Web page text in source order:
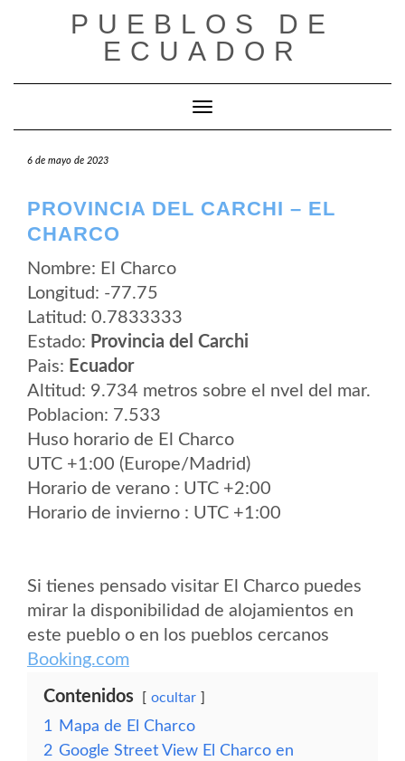
PUEBLOS DE
ECUADOR
Cambiar modo de navegación
6 de mayo de 2023
PROVINCIA DEL CARCHI – EL
CHARCO
Nombre: El Charco
Longitud: -77.75
Latitud: 0.7833333
Estado: Provincia del Carchi
Pais: Ecuador
Altitud: 9.734 metros sobre el nvel del mar.
Poblacion: 7.533
Huso horario de El Charco
UTC +1:00 (Europe/Madrid)
Horario de verano : UTC +2:00
Horario de invierno : UTC +1:00
Si tienes pensado visitar El Charco puedes
mirar la disponibilidad de alojamientos en
este pueblo o en los pueblos cercanos
Booking.com
Contenidos ocultar
1
Mapa de El Charco
2 Google Street View El Charco en